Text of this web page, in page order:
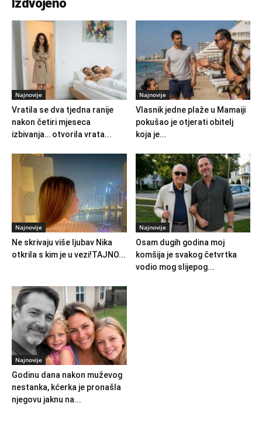
Izdvojeno
Najnovije
Vratila se dva tjedna ranije
nakon četiri mjeseca
izbivanja… otvorila vrata...
Najnovije
Vlasnik jedne plaže u Mamaiji
pokušao je otjerati obitelj
koja je...
Najnovije
Ne skrivaju više ljubav Nika
otkrila s kim je u vezi!TAJNO...
Najnovije
Osam dugih godina moj
komšija je svakog četvrtka
vodio mog slijepog...
Najnovije
Godinu dana nakon muževog
nestanka, kćerka je pronašla
njegovu jaknu na...